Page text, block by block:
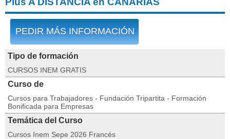
PEDIR MÁS INFORMACIÓN
Tipo de formación
CURSOS INEM GRATIS
Curso de
Cursos para Trabajadores - Fundación Tripartita - Formación
Bonificada para Empresas
Temática del Curso
Cursos Inem Sepe 2026 Francés